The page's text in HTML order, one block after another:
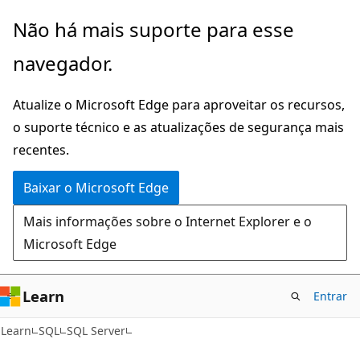
Pular
o
principal
Não há mais suporte para esse
navegador.
Atualize o Microsoft Edge para aproveitar os recursos,
o suporte técnico e as atualizações de segurança mais
recentes.
Baixar o Microsoft Edge
Mais informações sobre o Internet Explorer e o
Microsoft Edge
Learn Entrar
Learn SQL SQL Server